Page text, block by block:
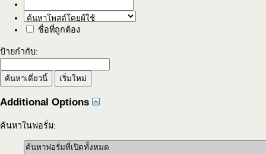
ชื่อที่ถูกต้อง
ป้ายกำกับ:
Additional Options
ค้นหาในฟอรั่ม: